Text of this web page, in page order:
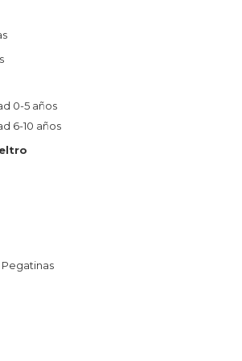
0-5 años
6-10 años
Pegatinas